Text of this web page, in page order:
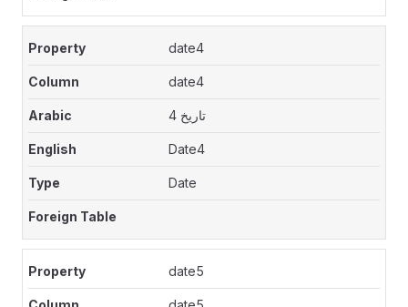
date4
date4
تاريخ 4
Date4
Date
date5